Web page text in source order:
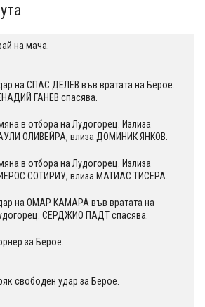
на мача.
на СПАС ДЕЛЕВ във вратата на Берое.
ГАНЕВ спасява.
в отбора на Лудогорец. Излиза
ОЛИВЕЙРА, влиза ДОМИНИК ЯНКОВ.
в отбора на Лудогорец. Излиза
СОТИРИУ, влиза МАТИАС ТИСЕРА.
на ОМАР КАМАРА във вратата на
СЕРДЖИО ПАДТ спасява.
за Берое.
свободен удар за Берое.